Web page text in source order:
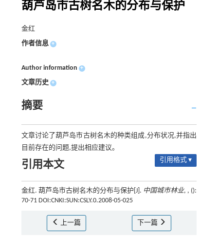
葫芦岛市古树名木的分布与保护
金红
作者信息 +
Author information +
文章历史 +
摘要
文章讨论了葫芦岛市古树名木的种类组成,分布状况,并指出
目前存在的问题,提出相应建议。
引用本文 引用格式 ▾
金红. 葫芦岛市古树名木的分布与保护[J]. 中国城市林业, , ():
70-71 DOI:CNKI:SUN:CSLY.0.2008-05-025
上一篇 下一篇